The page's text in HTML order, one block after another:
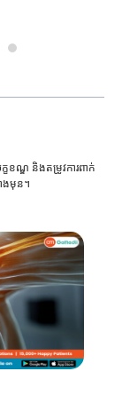
ណ្ឌ និងតម្រូវការពាក់
ងមុន។